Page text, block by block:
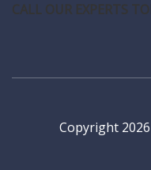
CALL OUR EXPERTS
Copyright